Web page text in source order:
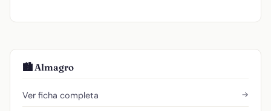
🏙️ Almagro
Ver ficha completa →